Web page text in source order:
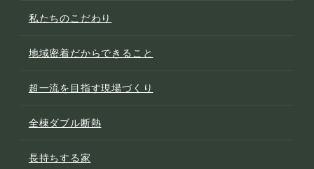
私たちのこだわり
地域密着だからできること
超一流を目指す現場づくり
全棟ダブル断熱
長持ちする家